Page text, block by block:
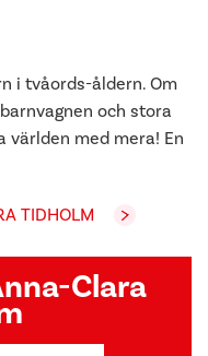
i tvåords-åldern. Om
och stora
världen med mera! En
TIDHOLM
Clara